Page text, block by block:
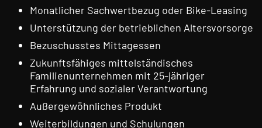
Monatlicher Sachwertbezug oder Bike-Leasing
Unterstützung der betrieblichen Altersvorsorge
Bezuschusstes Mittagessen
Zukunftsfähiges mittelständisches
Familienunternehmen mit 25-jähriger
Erfahrung und sozialer Verantwortung
Außergewöhnliches Produkt
Weiterbildungen und Schulungen